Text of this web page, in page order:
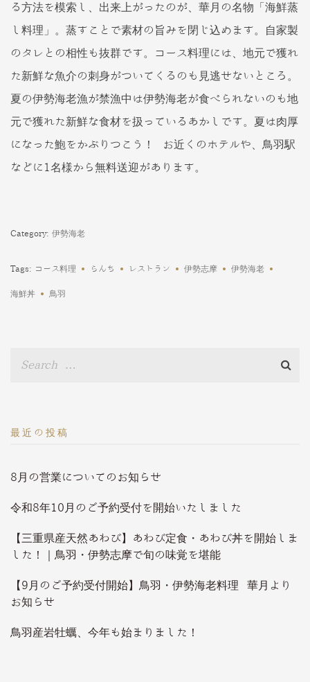
る方法を模索し、出来上がったのが、華月の名物「海鮮蒸
し料理」。蒸すことで素材の旨みを閉じ込めます。自家製
のタレとの相性も抜群です。コース料理には、地元で獲れ
た新鮮な魚介の刺身がついてくるのも見逃せないところ。
夏の伊勢海老漁が禁漁中は伊勢海老が食べられないのも地
元で獲れた新鮮な食材を扱っているあかしです。夏は肉厚
になった鮑をかぶりつこう！ お近くのホテルや、鳥羽駅
などに1名様から無料送迎があります。
Category: 伊勢海老
Tags: コース料理 らんち レストラン 伊勢志摩 伊勢海老
海鮮丼 鳥羽
最近の投稿
8月の営業についてのお知らせ
令和8年10月のご予約受付を開始いたしました
【三重県産天然あわび】あわび定食・あわび丼を開始しま
した！｜鳥羽・伊勢志摩で旬の味覚を堪能
【9月のご予約受付開始】鳥羽・伊勢海老料理 華月より
お知らせ
鳥羽産岩牡蠣、今年も始まりました！